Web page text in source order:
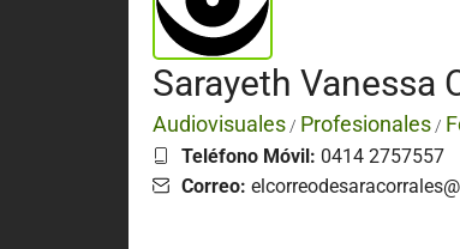
Sarayeth Vanessa
Audiovisuales / Profesionales /
Teléfono Móvil: 0414 2757557
Correo: